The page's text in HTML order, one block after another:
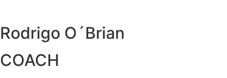
Rodrigo O´Brian
COACH